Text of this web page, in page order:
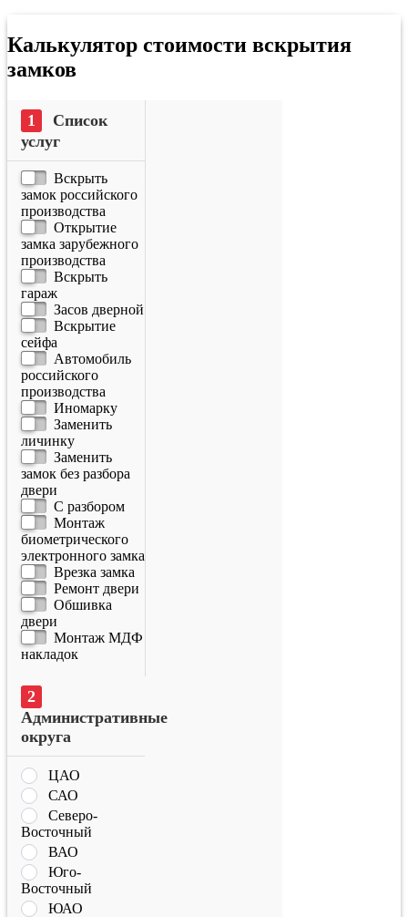
Калькулятор стоимости вскрытия
замков
Список
услуг
Вскрыть
замок российского
производства
Открытие
замка зарубежного
производства
Вскрыть
гараж
Засов дверной
Вскрытие
сейфа
Автомобиль
российского
производства
Иномарку
Заменить
личинку
Заменить
замок без разбора
двери
С разбором
Монтаж
биометрического
электронного замка
Врезка замка
Ремонт двери
Обшивка
двери
Монтаж МДФ
накладок
Административные
округа
ЦАО
САО
Северо-
Восточный
ВАО
Юго-
Восточный
ЮАО